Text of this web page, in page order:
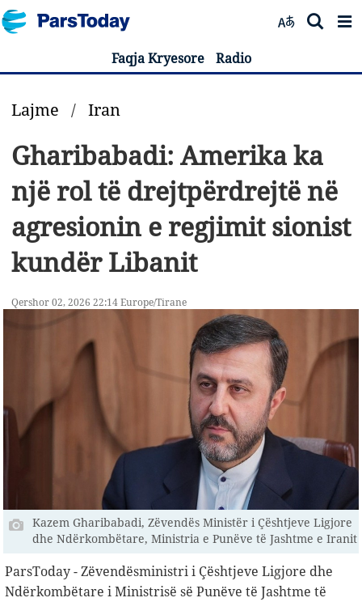
Faqja Kryesore Radio
Lajme / Iran
Gharibabadi: Amerika ka
një rol të drejtpërdrejtë në
agresionin e regjimit sionist
kundër Libanit
Qershor 02, 2026 22:14 Europe/Tirane
Kazem Gharibabadi, Zëvendës Ministër i Çështjeve Ligjore
dhe Ndërkombëtare, Ministria e Punëve të Jashtme e Iranit
ParsToday - Zëvendësministri i Çështjeve Ligjore dhe
Ndërkombëtare i Ministrisë së Punëve të Jashtme të